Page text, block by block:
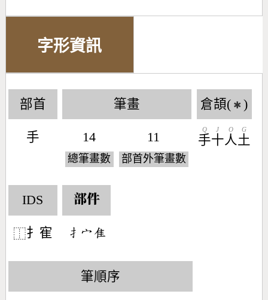
字形資訊
部首
手
筆畫
14
總筆畫數
11
部首外筆畫數
倉頡( ✱ )
手
Q
十
J
人
O
土
G
IDS
⿰扌寉
部件
󶃛󶂊󶇒
筆順序